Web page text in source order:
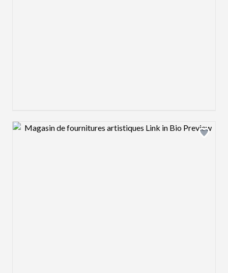
Design preview image